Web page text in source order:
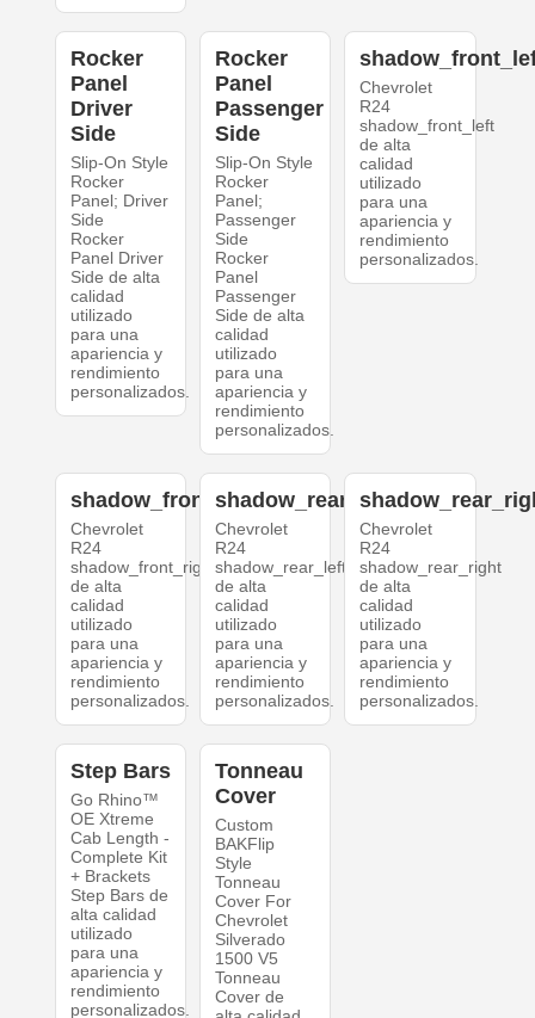
Rocker
Panel
Driver
Side
Slip-On Style
Rocker
Panel; Driver
Side
Rocker
Panel Driver
Side de alta
calidad
utilizado
para una
apariencia y
rendimiento
personalizados.
Rocker
Panel
Passenger
Side
Slip-On Style
Rocker
Panel;
Passenger
Side
Rocker
Panel
Passenger
Side de alta
calidad
utilizado
para una
apariencia y
rendimiento
personalizados.
Chevrolet
R24
shadow_front_left
de alta
calidad
utilizado
para una
apariencia y
rendimiento
personalizados.
shadow_front_right
Chevrolet
R24
shadow_front_right
de alta
calidad
utilizado
para una
apariencia y
rendimiento
personalizados.
shadow_rear_left
Chevrolet
R24
shadow_rear_left
de alta
calidad
utilizado
para una
apariencia y
rendimiento
personalizados.
Chevrolet
R24
shadow_rear_right
de alta
calidad
utilizado
para una
apariencia y
rendimiento
personalizados.
Step Bars
Go Rhino™
OE Xtreme
Cab Length -
Complete Kit
+ Brackets
Step Bars de
alta calidad
utilizado
para una
apariencia y
rendimiento
personalizados.
Tonneau
Cover
Custom
BAKFlip
Style
Tonneau
Cover For
Chevrolet
Silverado
1500 V5
Tonneau
Cover de